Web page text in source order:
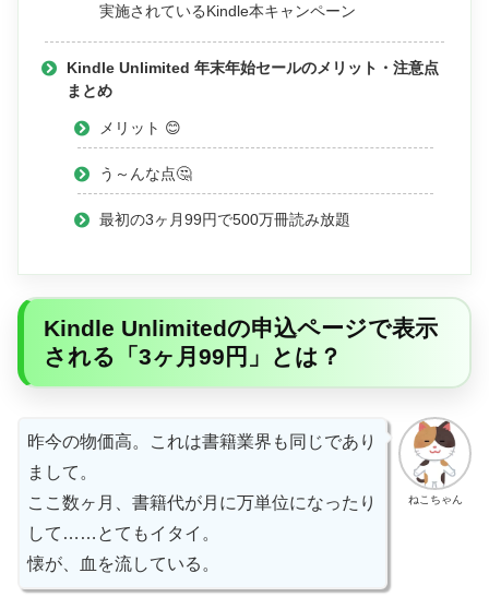
実施されているKindle本キャンペーン
Kindle Unlimited 年末年始セールのメリット・注意点
まとめ
メリット 😊
う～んな点🤔
最初の3ヶ月99円で500万冊読み放題
Kindle Unlimitedの申込ページで表示
される「3ヶ月99円」とは？
ねこちゃん
昨今の物価高。これは書籍業界も同じであり
まして。
ここ数ヶ月、書籍代が月に万単位になったり
して……とてもイタイ。
懐が、血を流している。